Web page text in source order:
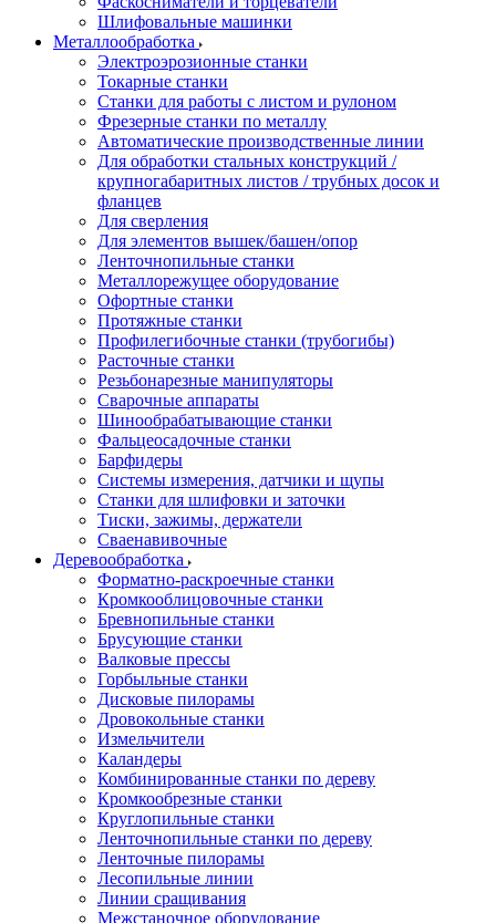
Шлифовальные машинки
Металлообработка
Электроэрозионные станки
Токарные станки
Станки для работы с листом и рулоном
Фрезерные станки по металлу
Автоматические производственные линии
Для обработки стальных конструкций /
крупногабаритных листов / трубных досок и
фланцев
Для сверления
Для элементов вышек/башен/опор
Ленточнопильные станки
Металлорежущее оборудование
Офортные станки
Протяжные станки
Профилегибочные станки (трубогибы)
Расточные станки
Резьбонарезные манипуляторы
Сварочные аппараты
Шинообрабатывающие станки
Фальцеосадочные станки
Барфидеры
Системы измерения, датчики и щупы
Станки для шлифовки и заточки
Тиски, зажимы, держатели
Cваенавивочные
Деревообработка
Форматно-раскроечные станки
Кромкооблицовочные станки
Бревнопильные станки
Брусующие станки
Валковые прессы
Горбыльные станки
Дисковые пилорамы
Дровокольные станки
Измельчители
Каландеры
Комбинированные станки по дереву
Кромкообрезные станки
Круглопильные станки
Ленточнопильные станки по дереву
Ленточные пилорамы
Лесопильные линии
Линии сращивания
Межстаночное оборудование